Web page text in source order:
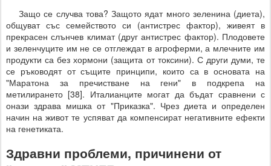
Защо се случва това? Защото ядат много зеленина (диета),
общуват със семейството си (антистрес фактор), живеят в
прекрасен слънчев климат (друг антистрес фактор). Плодовете
и зеленчуците им не се отглеждат в агроферми, а млечните им
продукти са без хормони (защита от токсини). С други думи, те
се ръководят от същите принципи, които са в основата на
"Маратона за пречистване на гени" в подкрепа на
метилирането [38]. Италианците могат да бъдат сравнени с
онази здрава мишка от "Приказка". Чрез диета и определен
начин на живот те успяват да компенсират негативните ефекти
на генетиката.
Здравни проблеми, причинени от